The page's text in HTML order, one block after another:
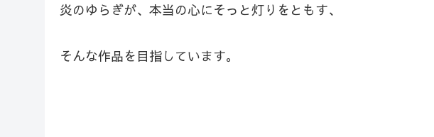
炎のゆらぎが、本当の心にそっと灯りをともす、
そんな作品を目指しています。